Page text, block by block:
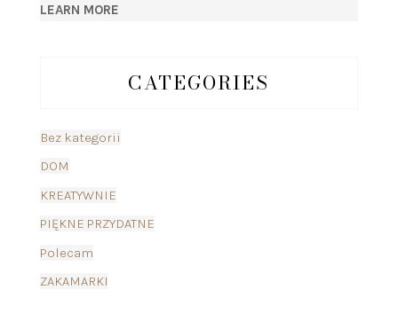
LEARN MORE
CATEGORIES
Bez kategorii
DOM
KREATYWNIE
PIĘKNE PRZYDATNE
Polecam
ZAKAMARKI